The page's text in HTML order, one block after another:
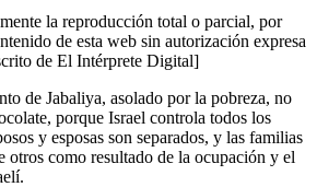
la reproducción total o parcial, por
de esta web sin autorización expresa
de El Intérprete Digital]
de Jabaliya, asolado por la pobreza, no
porque Israel controla todos los
y esposas son separados, y las familias
otros como resultado de la ocupación y el